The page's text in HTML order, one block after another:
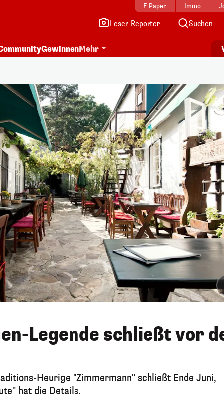
E-Paper Immo
Leser-Reporter Suchen
GewinnenMehr
Legende schließt vor
Heurige "Zimmermann" schließt Ende Juni,
hat die Details.